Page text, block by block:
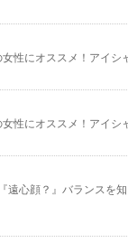
女性にオススメ！アイシ
女性にオススメ！アイシ
遠心顔？』バランスを